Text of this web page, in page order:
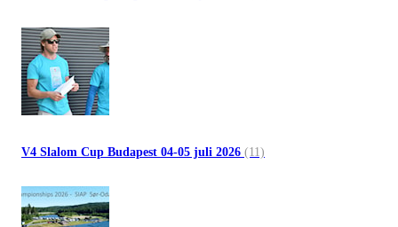
V4 Slalom Cup Budapest 04-05 juli 2026 (11)